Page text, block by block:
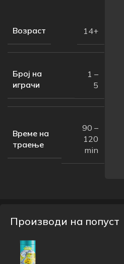
Возраст 14+
Број на
играчи
1 –
5
Време на
траење
90 –
120
min
Производи на попуст